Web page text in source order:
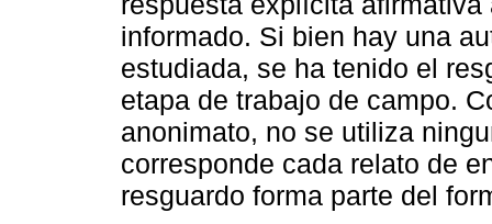
informado. Si bien hay una
estudiada, se ha tenido el
etapa de trabajo de campo.
anonimato, no se utiliza
corresponde cada relato de
resguardo forma parte del